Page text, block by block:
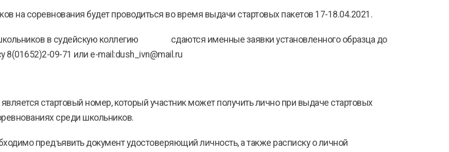
на соревнования будет проводиться во время выдачи стартовых пакетов 17-18.04.2021.
в судейскую коллегию сдаются именные заявки установленного образца до
09-71 или e-mail:dush_ivn@mail.ru
стартовый номер, который участник может получить лично при выдаче стартовых
среди школьников.
предъявить документ удостоверяющий личность, а также расписку о личной